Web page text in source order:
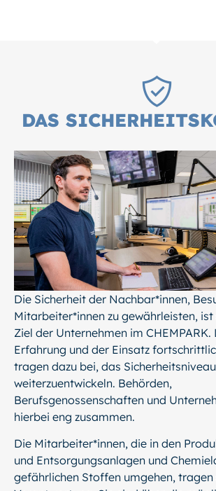
DAS
Die Sicherheit der Nachbar*innen,
Mitarbeiter*innen zu gewährleisten,
Ziel der Unternehmen im
Erfahrung und der Einsatz
tragen dazu bei, das
weiterzuentwickeln. Behörden,
Berufsgenossenschaften und
hierbei eng zusammen.
Die Mitarbeiter*innen, die in den
und Entsorgungsanlagen und
gefährlichen Stoffen umgehen, tragen